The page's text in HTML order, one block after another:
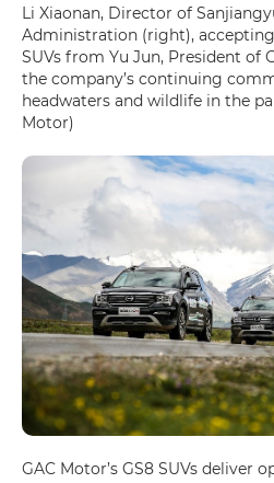
Li Xiaonan, Director of
Administration (right),
SUVs from Yu Jun, President of
the company’s continuing
headwaters and wildlife in the
Motor)
GAC Motor’s GS8 SUVs deliver